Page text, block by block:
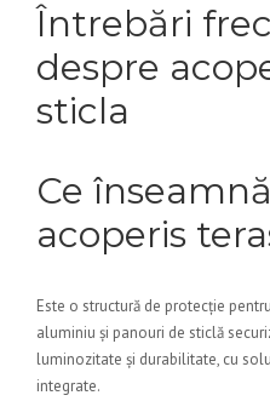
Întrebări
despre
sticla
Ce
acoperis
Este o structură de protecție
aluminiu și panouri de sticlă
luminozitate și durabilitate, cu
integrate.